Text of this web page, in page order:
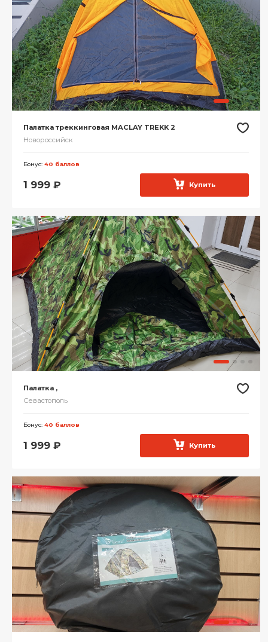
Палатка треккинговая MACLAY TREKK 2
Новороссийск
Бонус: 40 баллов
1 999 ₽ Купить
Палатка ,
Севастополь
Бонус: 40 баллов
1 999 ₽ Купить